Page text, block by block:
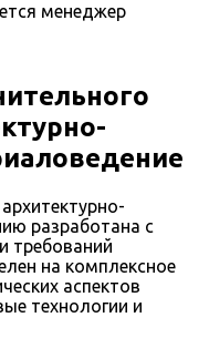
менеджер
разработана с
требований
на комплексное
аспектов
технологии и